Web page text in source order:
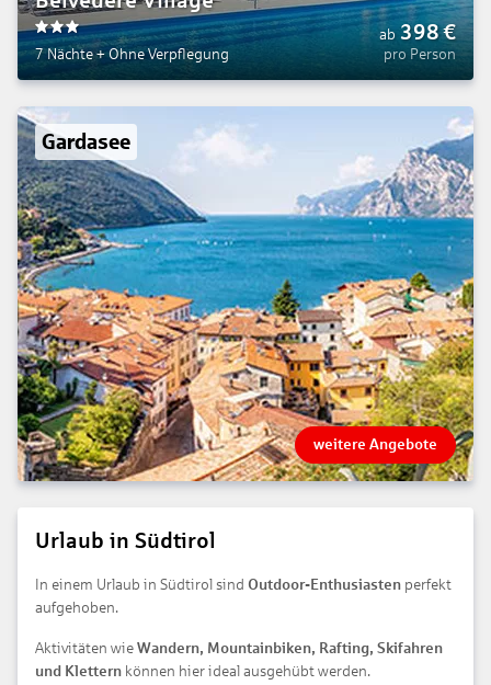
3
7 Nächte +Ohne Verpflegung
ab 398€
pro Person
Gardasee
weitere Angebote
Urlaub in Südtirol
In einem Urlaub in Südtirol sind Outdoor-Enthusiasten perfekt
aufgehoben.
Aktivitäten wie Wandern, Mountainbiken, Rafting, Skifahren
und Klettern können hier ideal ausgehübt werden.